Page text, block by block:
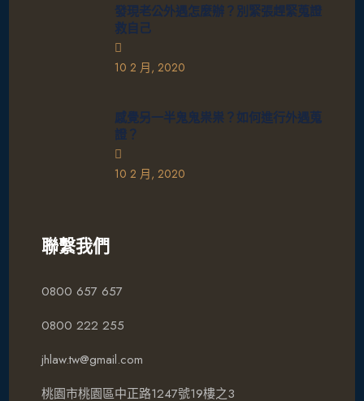
發現老公外遇怎麼辦？別緊張趕緊蒐證
救自己
10 2 月, 2020
感覺另一半鬼鬼祟祟？如何進行外遇蒐
證？
10 2 月, 2020
聯繫我們
0800 657 657
0800 222 255
jhlaw.tw@gmail.com
桃園市桃園區中正路1247號19樓之3